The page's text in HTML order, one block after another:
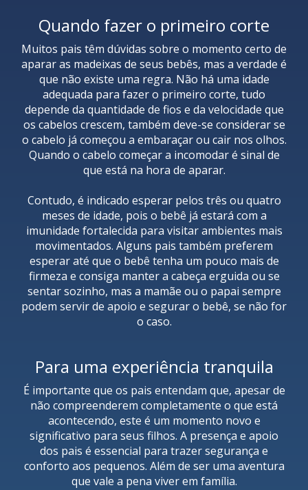
Quando fazer o primeiro corte
Muitos pais têm dúvidas sobre o momento certo de
aparar as madeixas de seus bebês, mas a verdade é
que não existe uma regra. Não há uma idade
adequada para fazer o primeiro corte, tudo
depende da quantidade de fios e da velocidade que
os cabelos crescem, também deve-se considerar se
o cabelo já começou a embaraçar ou cair nos olhos.
Quando o cabelo começar a incomodar é sinal de
que está na hora de aparar.
Contudo, é indicado esperar pelos três ou quatro
meses de idade, pois o bebê já estará com a
imunidade fortalecida para visitar ambientes mais
movimentados. Alguns pais também preferem
esperar até que o bebê tenha um pouco mais de
firmeza e consiga manter a cabeça erguida ou se
sentar sozinho, mas a mamãe ou o papai sempre
podem servir de apoio e segurar o bebê, se não for
o caso.
Para uma experiência tranquila
É importante que os pais entendam que, apesar de
não compreenderem completamente o que está
acontecendo, este é um momento novo e
significativo para seus filhos. A presença e apoio
dos pais é essencial para trazer segurança e
conforto aos pequenos. Além de ser uma aventura
que vale a pena viver em família.